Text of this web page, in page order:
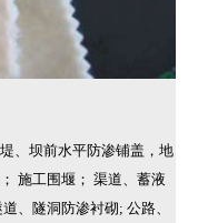
、坝前水平防渗铺盖，地
施工围堰； 渠道、蓄液
、隧洞防渗衬砌; 公路、